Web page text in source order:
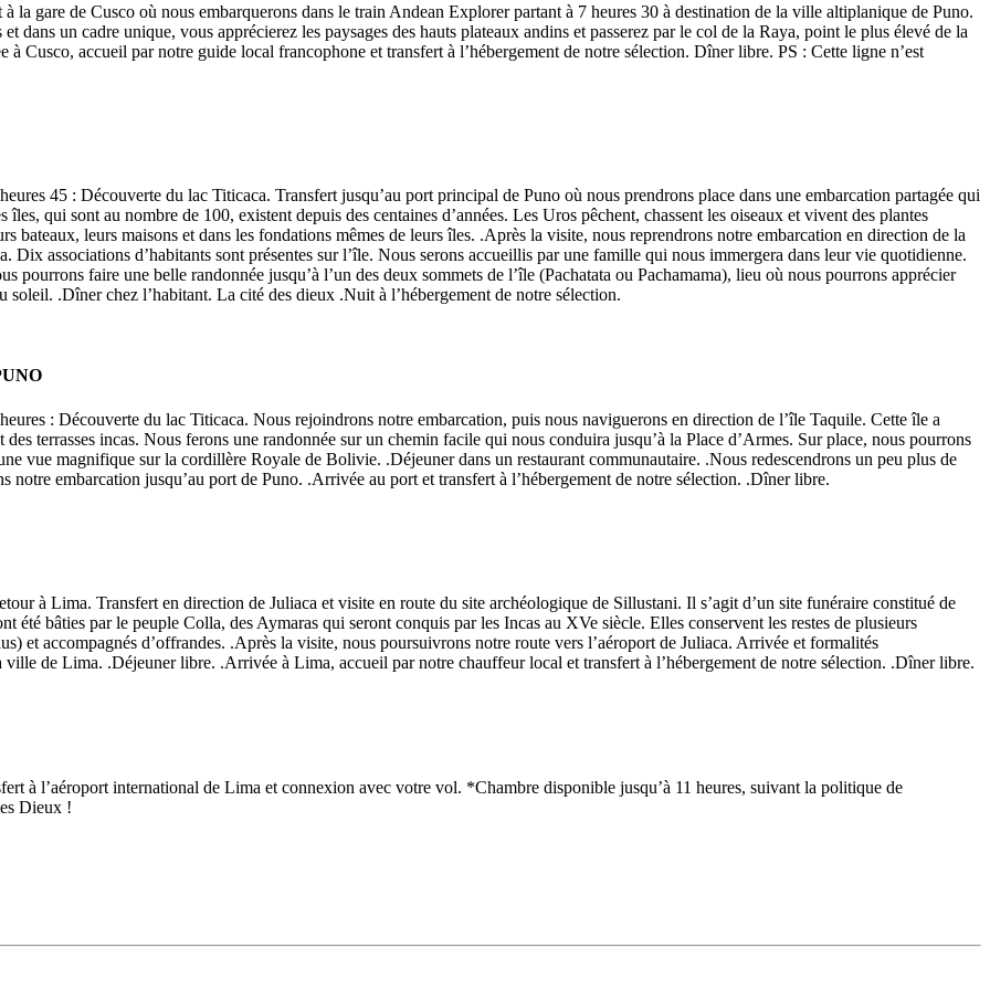
la gare de Cusco où nous embarquerons dans le train Andean Explorer partant à 7 heures 30 à destination de la ville altiplanique de Puno.
dans un cadre unique, vous apprécierez les paysages des hauts plateaux andins et passerez par le col de la Raya, point le plus élevé de la
Cusco, accueil par notre guide local francophone et transfert à l’hébergement de notre sélection. Dîner libre. PS : Cette ligne n’est
45 : Découverte du lac Titicaca. Transfert jusqu’au port principal de Puno où nous prendrons place dans une embarcation partagée qui
qui sont au nombre de 100, existent depuis des centaines d’années. Les Uros pêchent, chassent les oiseaux et vivent des plantes
bateaux, leurs maisons et dans les fondations mêmes de leurs îles. .Après la visite, nous reprendrons notre embarcation en direction de la
Dix associations d’habitants sont présentes sur l’île. Nous serons accueillis par une famille qui nous immergera dans leur vie quotidienne.
pourrons faire une belle randonnée jusqu’à l’un des deux sommets de l’île (Pachatata ou Pachamama), lieu où nous pourrons apprécier
.Dîner chez l’habitant. La cité des dieux .Nuit à l’hébergement de notre sélection.
: Découverte du lac Titicaca. Nous rejoindrons notre embarcation, puis nous naviguerons en direction de l’île Taquile. Cette île a
terrasses incas. Nous ferons une randonnée sur un chemin facile qui nous conduira jusqu’à la Place d’Armes. Sur place, nous pourrons
vue magnifique sur la cordillère Royale de Bolivie. .Déjeuner dans un restaurant communautaire. .Nous redescendrons un peu plus de
notre embarcation jusqu’au port de Puno. .Arrivée au port et transfert à l’hébergement de notre sélection. .Dîner libre.
à Lima. Transfert en direction de Juliaca et visite en route du site archéologique de Sillustani. Il s’agit d’un site funéraire constitué de
été bâties par le peuple Colla, des Aymaras qui seront conquis par les Incas au XVe siècle. Elles conservent les restes de plusieurs
et accompagnés d’offrandes. .Après la visite, nous poursuivrons notre route vers l’aéroport de Juliaca. Arrivée et formalités
de Lima. .Déjeuner libre. .Arrivée à Lima, accueil par notre chauffeur local et transfert à l’hébergement de notre sélection. .Dîner libre.
à l’aéroport international de Lima et connexion avec votre vol. *Chambre disponible jusqu’à 11 heures, suivant la politique de
Dieux !